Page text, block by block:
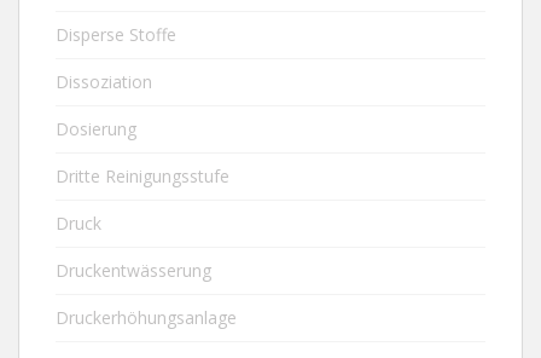
Disperse Stoffe
Dissoziation
Dosierung
Dritte Reinigungsstufe
Druck
Druckentwässerung
Druckerhöhungsanlage